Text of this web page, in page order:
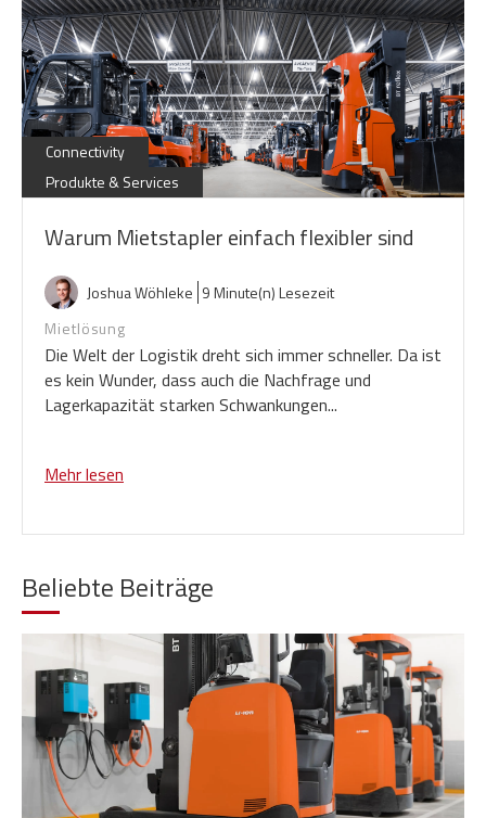
Connectivity
Produkte & Services
Warum Mietstapler einfach flexibler sind
Joshua Wöhleke 9 Minute(n) Lesezeit
Mietlösung
Die Welt der Logistik dreht sich immer schneller. Da ist
es kein Wunder, dass auch die Nachfrage und
Lagerkapazität starken Schwankungen...
Mehr lesen
Beliebte Beiträge